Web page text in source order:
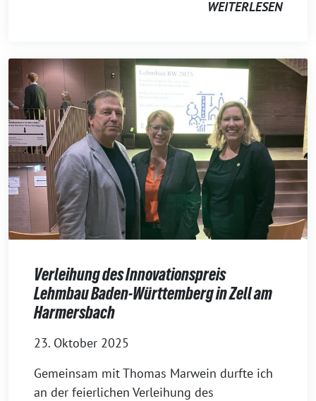
WEITERLESEN
Verleihung des Innovationspreis
Lehmbau Baden-Württemberg in Zell am
Harmersbach
23. Oktober 2025
Gemeinsam mit Thomas Marwein durfte ich
an der feierlichen Verleihung des